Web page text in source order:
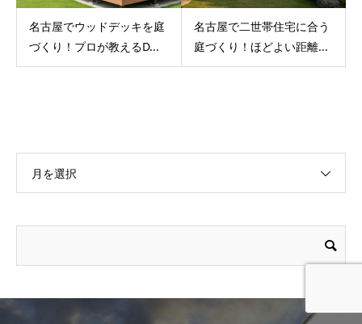
名古屋でウッドデッキを庭
づくり！プロが教えるD...
名古屋で二世帯住宅に合う
庭づくり！ほどよい距離...
月を選択